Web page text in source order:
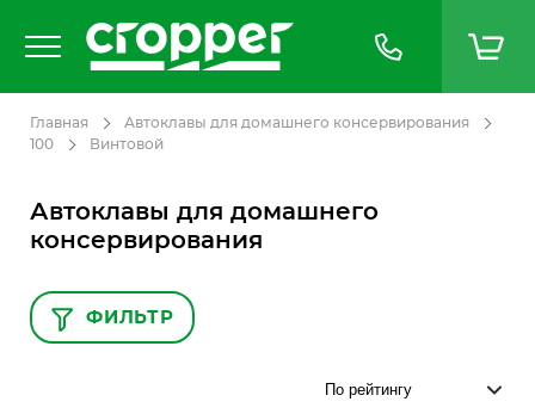
Главная
Автоклавы для домашнего консервирования
100
Винтовой
Автоклавы для домашнего
консервирования
ФИЛЬТР